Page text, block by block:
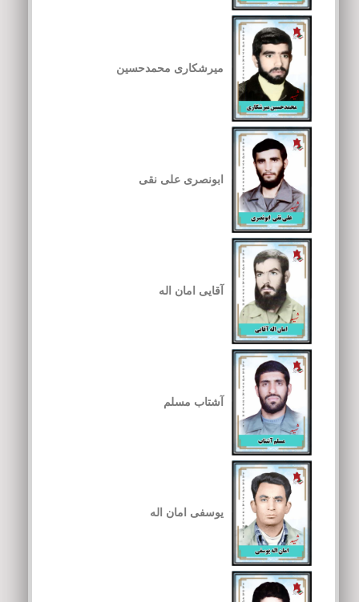
میرشکاری محمدحسین
ابونصری علی نقی
آقایی امان اله
آشتاب مسلم
یوسفی امان اله